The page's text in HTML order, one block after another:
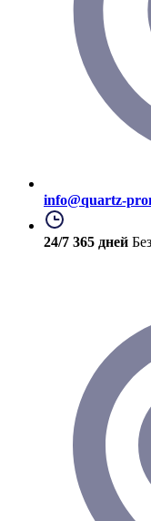
info@quartz-
24/7 365 дней